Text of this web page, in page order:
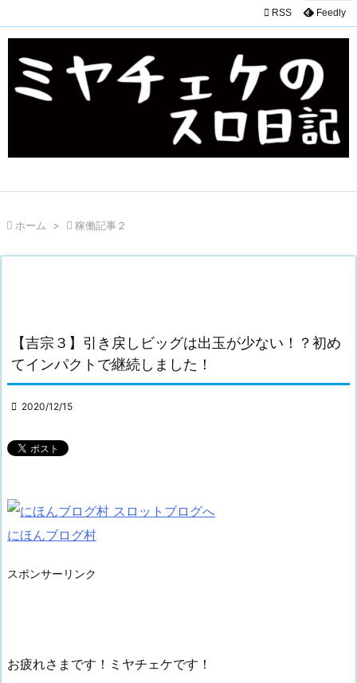
 RSS Feedly
 ホーム >  稼働記事２
【吉宗３】引き戻しビッグは出玉が少ない！？初め
てインパクトで継続しました！
 2020/12/15
にほんブログ村
スポンサーリンク
お疲れさまです！ミヤチェケです！